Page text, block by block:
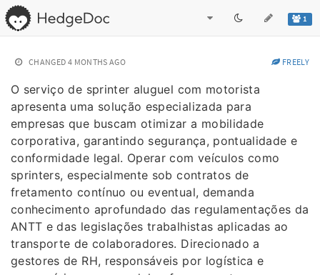
1
CHANGED 4 MONTHS AGO FREELY
O serviço de sprinter aluguel com motorista
apresenta uma solução especializada para
empresas que buscam otimizar a mobilidade
corporativa, garantindo segurança, pontualidade e
conformidade legal. Operar com veículos como
sprinters, especialmente sob contratos de
fretamento contínuo ou eventual, demanda
conhecimento aprofundado das regulamentações da
ANTT e das legislações trabalhistas aplicadas ao
transporte de colaboradores. Direcionado a
gestores de RH, responsáveis por logística e